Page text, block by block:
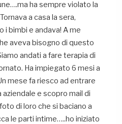
ha sempre violato la
a casa la sera,
bimbi e andava! A me
aveva bisogno di questo
andati a fare terapia di
Ha impiegato 6 mesi a
mese fa riesco ad entrare
e scopro mail di
di loro che si baciano a
le parti intime…..ho iniziato